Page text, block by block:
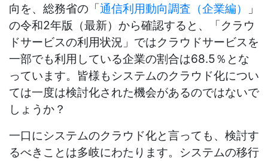
向を、総務省の「通信利用動向調査（企業編）
」
の令和2年版（最新）から確認すると、「クラウ
ドサービスの利用状況」ではクラウドサービスを
一部でも利用している企業の割合は68.5％とな
っています。皆様もシステムのクラウド化につい
ては一度は検討化された機会があるのではないで
しょうか？
一口にシステムのクラウド化と言っても、検討す
るべきことは多岐にわたります。システムの移行